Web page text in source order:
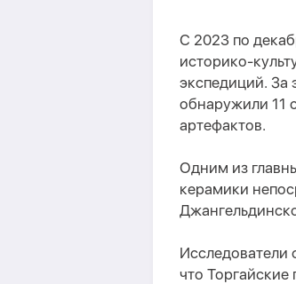
С 2023 по
историко-
экспедиций. За
обнаружили 11
артефактов.
Одним из
керамики
Исследователи
что Торгайские